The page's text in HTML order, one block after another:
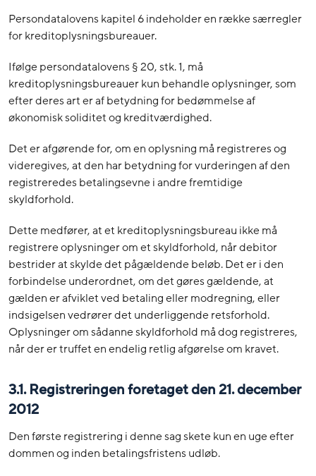
Persondatalovens kapitel 6 indeholder en række særregler
for kreditoplysningsbureauer.
Ifølge persondatalovens § 20, stk. 1, må
kreditoplysningsbureauer kun behandle oplysninger, som
efter deres art er af betydning for bedømmelse af
økonomisk soliditet og kreditværdighed.
Det er afgørende for, om en oplysning må registreres og
videregives, at den har betydning for vurderingen af den
registreredes betalingsevne i andre fremtidige
skyldforhold.
Dette medfører, at et kreditoplysningsbureau ikke må
registrere oplysninger om et skyldforhold, når debitor
bestrider at skylde det pågældende beløb. Det er i den
forbindelse underordnet, om det gøres gældende, at
gælden er afviklet ved betaling eller modregning, eller
indsigelsen vedrører det underliggende retsforhold.
Oplysninger om sådanne skyldforhold må dog registreres,
når der er truffet en endelig retlig afgørelse om kravet.
3.1. Registreringen foretaget den 21. december
2012
Den første registrering i denne sag skete kun en uge efter
dommen og inden betalingsfristens udløb.